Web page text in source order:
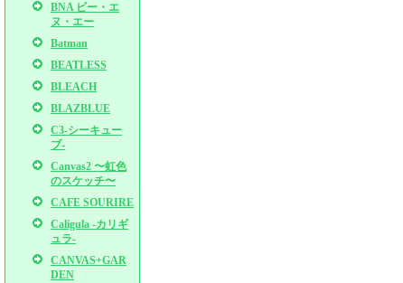
BNA ビー・エ
ヌ・エー
Batman
BEATLESS
BLEACH
BLAZBLUE
C3-シーキュー
ブ-
Canvas2 〜虹色
のスケッチ〜
CAFE SOURIRE
Caligula -カリギ
ュラ-
CANVAS+GAR
DEN